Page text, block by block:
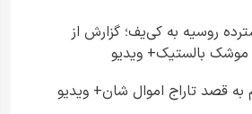
روسیه به کی‌یف؛ گزارش از
قصد تاراج اموال شان+ ویدیو